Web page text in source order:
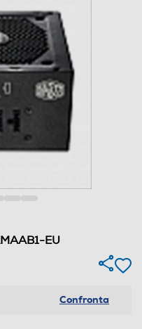
EU
Confronta